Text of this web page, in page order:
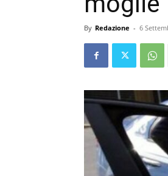
By Redazione - 6